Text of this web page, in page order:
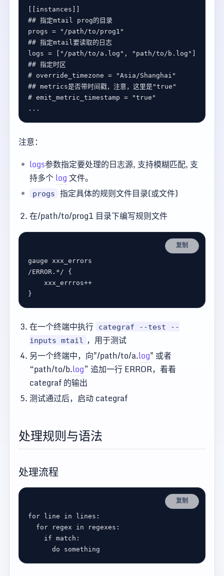
[[ instances
## 指定mtail prog的目录
progs =
"/path/to/prog1"
## 指定mtail要读取的日志
logs = [ "/path/to/a.log" , "path/to/b.log"
## 指定时区
# override_timezone = "Asia/Shanghai"
## metrics是否带时间戳，注意，这里是"true"
# emit_metric_timestamp = "true"
注意：
logs参数指定要处理的日志源, 支持模糊匹配, 支
持多个log文件。
progs
指定具体的规则文件目录(或文件)
在/path/to/prog1 目录下编写规则文件
复制
/ERROR.*/ {
}
在一个终端中执行
categraf --test --
inputs mtail
，用于测试
另一个终端中，向"/path/to/a.log" 或者
“path/to/b.log” 追加一行 ERROR，看看
categraf 的输出
测试通过后，启动 categraf
处理规则与语法
处理流程
复制
for line in
for regex in
if